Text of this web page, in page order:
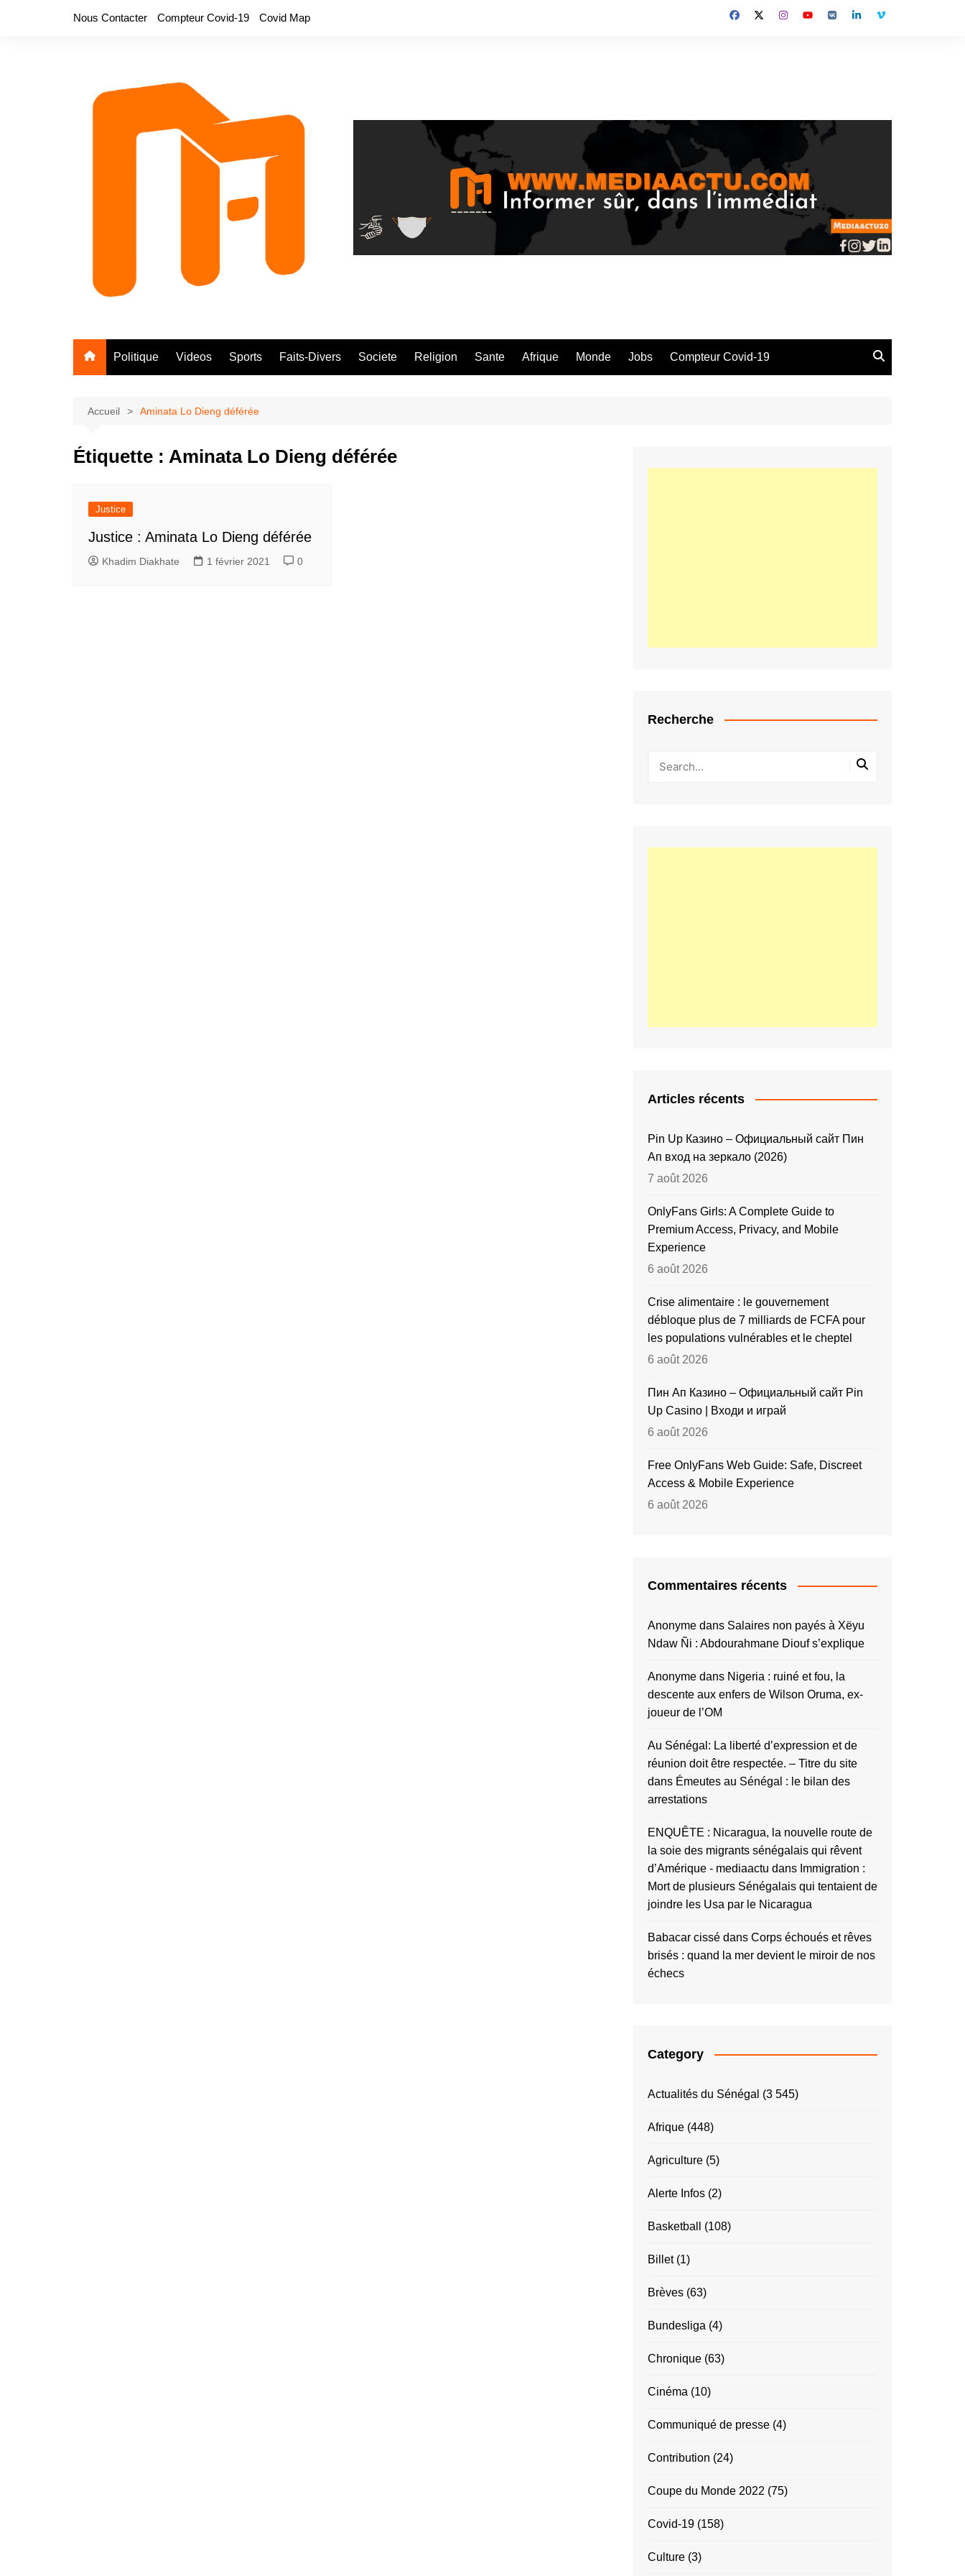
Nous Contacter Compteur Covid-19 Covid Map
Politique Videos Sports Faits-Divers Societe Religion Sante Afrique Monde Jobs Compteur Covid-19
Accueil Aminata Lo Dieng déférée
Étiquette : Aminata Lo Dieng déférée
Justice
Justice : Aminata Lo Dieng déférée
Khadim Diakhate 1 février 2021 0
Recherche
Articles récents
Pin Up Казино – Официальный сайт Пин
Ап вход на зеркало (2026)
7 août 2026
OnlyFans Girls: A Complete Guide to
Premium Access, Privacy, and Mobile
Experience
6 août 2026
Crise alimentaire : le gouvernement
débloque plus de 7 milliards de FCFA pour
les populations vulnérables et le cheptel
6 août 2026
Пин Ап Казино – Официальный сайт Pin
Up Casino | Входи и играй
6 août 2026
Free OnlyFans Web Guide: Safe, Discreet
Access & Mobile Experience
6 août 2026
Commentaires récents
Anonyme dans Salaires non payés à Xëyu
Ndaw Ñi : Abdourahmane Diouf s’explique
Anonyme dans Nigeria : ruiné et fou, la
descente aux enfers de Wilson Oruma, ex-
joueur de l’OM
Au Sénégal: La liberté d’expression et de
réunion doit être respectée. – Titre du site
dans Émeutes au Sénégal : le bilan des
arrestations
ENQUÊTE : Nicaragua, la nouvelle route de
la soie des migrants sénégalais qui rêvent
d’Amérique - mediaactu dans Immigration :
Mort de plusieurs Sénégalais qui tentaient de
joindre les Usa par le Nicaragua
Babacar cissé dans Corps échoués et rêves
brisés : quand la mer devient le miroir de nos
échecs
Category
Actualités du Sénégal (3 545)
Afrique (448)
Agriculture (5)
Alerte Infos (2)
Basketball (108)
Billet(1)
Brèves (63)
Bundesliga (4)
Chronique (63)
Cinéma (10)
Communiqué de presse (4)
Contribution (24)
Coupe du Monde 2022 (75)
Covid-19 (158)
Culture (3)